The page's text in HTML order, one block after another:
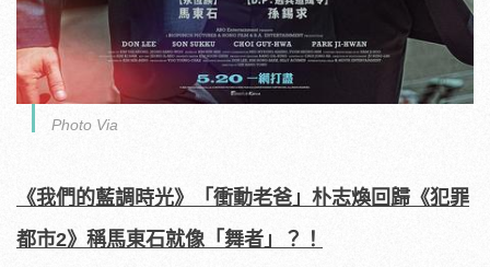
Photo Via
《我們的藍調時光》「衝動老爸」朴志煥回歸《犯罪
都市2》 稱馬東石就像「舞者」？！